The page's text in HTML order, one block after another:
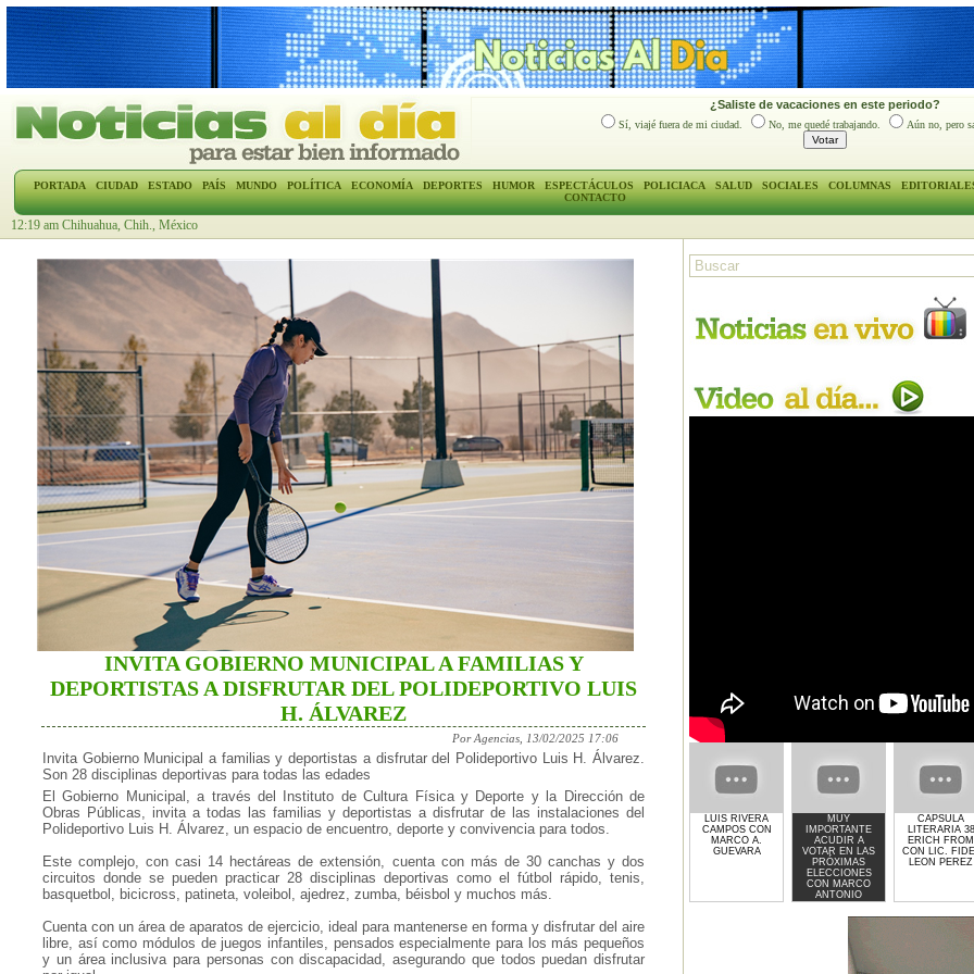
¿Saliste de vacaciones en este periodo?
Sí, viajé fuera de mi ciudad. No, me quedé trabajando. Aún no, pero
PORTADA CIUDAD ESTADO PAÍS MUNDO POLÍTICA ECONOMÍA DEPORTES HUMOR ESPECTÁCULOS POLICIACA SALUD SOCIALES COLUMNAS
CONTACTO
12:19 am Chihuahua, Chih., México
INVITA GOBIERNO MUNICIPAL A FAMILIAS Y
DEPORTISTAS A DISFRUTAR DEL POLIDEPORTIVO LUIS
H. ÁLVAREZ
Por Agencias, 13/02/2025 17:06
Invita Gobierno Municipal a familias y deportistas a disfrutar del Polideportivo Luis H. Álvarez.
Son 28 disciplinas deportivas para todas las edades
El Gobierno Municipal, a través del Instituto de Cultura Física y Deporte y la Dirección de
Obras Públicas, invita a todas las familias y deportistas a disfrutar de las instalaciones del
Polideportivo Luis H. Álvarez, un espacio de encuentro, deporte y convivencia para todos.
Este complejo, con casi 14 hectáreas de extensión, cuenta con más de 30 canchas y dos
circuitos donde se pueden practicar 28 disciplinas deportivas como el fútbol rápido, tenis,
basquetbol, bicicross, patineta, voleibol, ajedrez, zumba, béisbol y muchos más.
Cuenta con un área de aparatos de ejercicio, ideal para mantenerse en forma y disfrutar del aire
libre, así como módulos de juegos infantiles, pensados especialmente para los más pequeños
y un área inclusiva para personas con discapacidad, asegurando que todos puedan disfrutar
LUIS RIVERA
CAMPOS CON
MARCO A.
GUEVARA
MUY
IMPORTANTE
ACUDIR A
VOTAR EN LAS
PRÓXIMAS
ELECCIONES
CON MARCO
ANTONIO
GUEVARA
CAPSULA
LITERARIA 38
ERICH FROM
CON LIC. FIDEL
LEON PEREZ